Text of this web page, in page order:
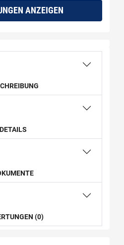
ANZEIGEN
DETAILS
(0)